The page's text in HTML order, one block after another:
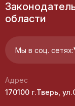
области
Мы в соц. сетях:
Адрес
170100 г.Тверь,